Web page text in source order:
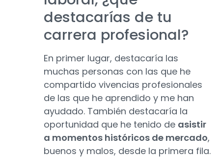
destacarías de tu
carrera profesional?
En primer lugar, destacaría las
muchas personas con las que he
compartido vivencias profesionales
de las que he aprendido y me han
ayudado. También destacaría la
oportunidad que he tenido de asistir
a momentos históricos de mercado,
buenos y malos, desde la primera fila.